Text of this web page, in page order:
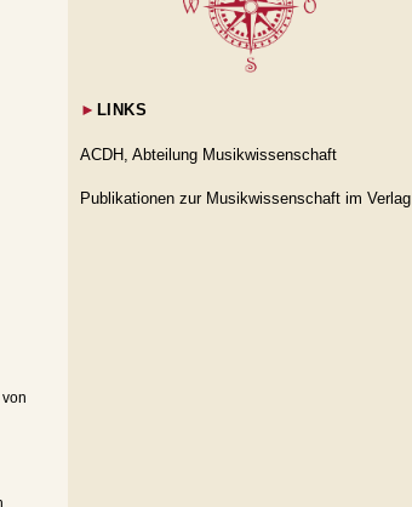
► LINKS
ACDH, Abteilung Musikwissenschaft
Publikationen zur Musikwissenschaft im Verlag